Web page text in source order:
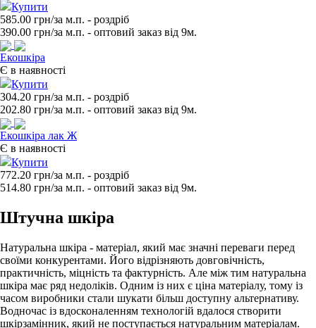
Купити
585.00 грн/за м.п. - роздрiб
390.00 грн/за м.п. - оптовий заказ вiд 9м.
Екошкіра
Є в наявності
Купити
304.20 грн/за м.п. - роздрiб
202.80 грн/за м.п. - оптовий заказ вiд 9м.
Екошкіра лак Ж
Є в наявності
Купити
772.20 грн/за м.п. - роздрiб
514.80 грн/за м.п. - оптовий заказ вiд 9м.
Штучна шкіра
Натуральна шкіра - матеріал, який має значні переваги перед
своїми конкурентами. Його відрізняють довговічність,
практичність, міцність та фактурність. Але між тим натуральна
шкіра має ряд недоліків. Одним із них є ціна матеріалу, тому із
часом виробники стали шукати більш доступну альтернативу.
Водночас із вдосконаленням технологій вдалося створити
шкірзамінник, який не поступається натуральним матеріалам.